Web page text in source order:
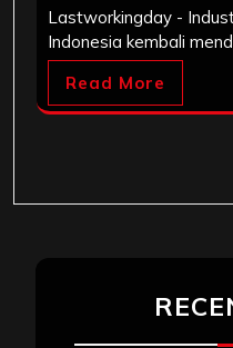
Lastworkingday -
Indonesia kembali
Read More